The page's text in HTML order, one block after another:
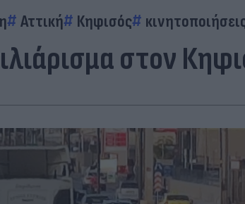
Αττική Κηφισός
στον